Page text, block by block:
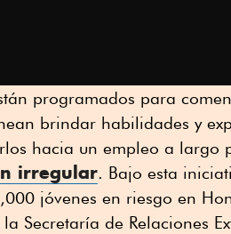
programados para
brindar habilidades y
hacia un empleo a largo
irregular. Bajo esta
jóvenes en riesgo en
Secretaría de Relaciones